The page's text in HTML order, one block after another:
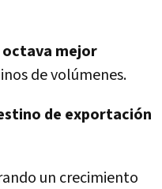
octava mejor
de volúmenes.
de exportación
un crecimiento